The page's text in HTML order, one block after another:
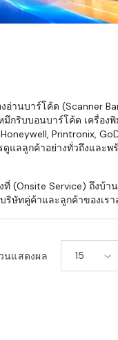
านบาร์โค้ด (Scanner
กริบบอนบาร์โค้ด เครื่อง
Printronix,
แลลูกค้าอย่างทั่วถึงและ
(Onsite Service) ถึงบ้า
ษัทคู่ค้าและลูกค้าของเรา
นแสดงผล 15